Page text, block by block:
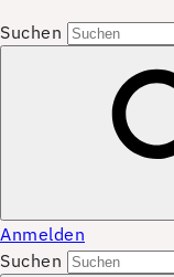
Suchen
Anmelden
Suchen